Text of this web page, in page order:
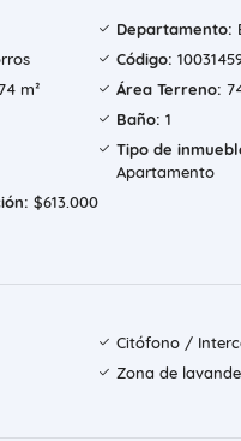
Departamento:
Código:
m²
Área Terreno:
Baño: 1
Tipo de
Apartamento
$613.000
Citófono /
Zona de